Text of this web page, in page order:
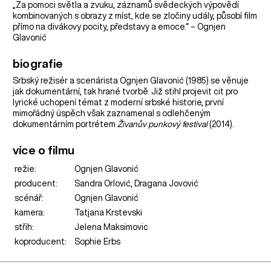
„Za pomoci světla a zvuku, záznamů svědeckých výpovědí
kombinovaných s obrazy z míst, kde se zločiny udály, působí film
přímo na divákovy pocity, představy a emoce.“ – Ognjen
Glavonić
biografie
Srbský režisér a scenárista Ognjen Glavonić (1985) se věnuje
jak dokumentární, tak hrané tvorbě. Již stihl projevit cit pro
lyrické uchopení témat z moderní srbské historie, první
mimořádný úspěch však zaznamenal s odlehčeným
dokumentárním portrétemŽivanův punkový festival(2014).
více o filmu
režie:
Ognjen Glavonić
producent:
Sandra Orlović, Dragana Jovović
scénář:
Ognjen Glavonić
kamera:
Tatjana Krstevski
střih:
Jelena Maksimovic
koproducent:
Sophie Erbs